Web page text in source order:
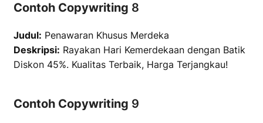
Contoh Copywriting 8
Judul: Penawaran Khusus Merdeka
Deskripsi: Rayakan Hari Kemerdekaan dengan Batik
Diskon 45%. Kualitas Terbaik, Harga Terjangkau!
Contoh Copywriting 9